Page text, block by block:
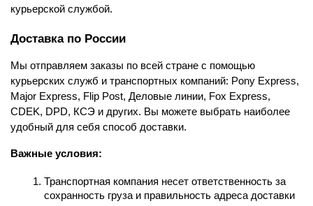
курьерской службой.
Доставка по России
Мы отправляем заказы по всей стране с помощью
курьерских служб и транспортных компаний: Pony Express,
Major Express, Flip Post, Деловые линии, Fox Express,
CDEK, DPD, КСЭ и других. Вы можете выбрать наиболее
удобный для себя способ доставки.
Важные условия:
Транспортная компания несет ответственность за
сохранность груза и правильность адреса доставки